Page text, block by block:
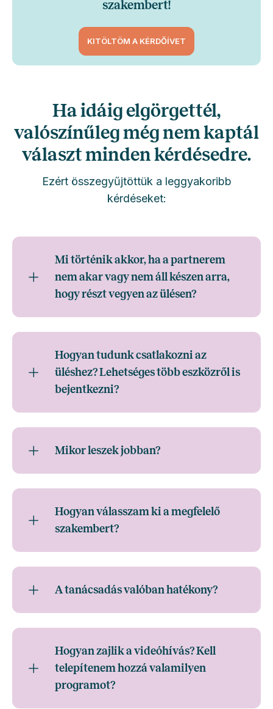
szakembert!
KITÖLTÖM A KÉRDŐÍVET
Ha idáig elgörgettél,
valószínűleg még nem kaptál
választ minden kérdésedre.
Ezért összegyűjtöttük a leggyakoribb
kérdéseket:
Mi történik akkor, ha a partnerem
nem akar vagy nem áll készen arra,
hogy részt vegyen az ülésen?
Hogyan tudunk csatlakozni az
üléshez? Lehetséges több eszközről is
bejentkezni?
Mikor leszek jobban?
Hogyan válasszam ki a megfelelő
szakembert?
A tanácsadás valóban hatékony?
Hogyan zajlik a videóhívás? Kell
telepítenem hozzá valamilyen
programot?